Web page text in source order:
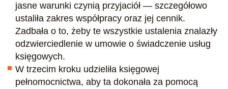
jasne warunki czynią przyjaciół — szczegółowo
ustaliła zakres współpracy oraz jej cennik.
Zadbała o to, żeby te wszystkie ustalenia znalazły
odzwierciedlenie w umowie o świadczenie usług
księgowych.
W trzecim kroku udzieliła księgowej
pełnomocnictwa, aby ta dokonała za pomocą